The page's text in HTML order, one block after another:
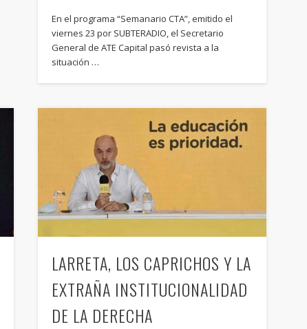
En el programa “Semanario CTA”, emitido el
viernes 23 por SUBTERADIO, el Secretario
General de ATE Capital pasó revista a la
situación …
LARRETA, LOS CAPRICHOS Y LA
EXTRAÑA INSTITUCIONALIDAD
DE LA DERECHA